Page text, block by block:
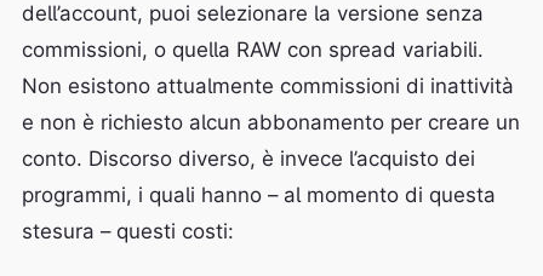
dell’account, puoi selezionare la versione senza
commissioni, o quella RAW con spread variabili.
Non esistono attualmente commissioni di inattività
e non è richiesto alcun abbonamento per creare un
conto. Discorso diverso, è invece l’acquisto dei
programmi, i quali hanno – al momento di questa
stesura – questi costi: